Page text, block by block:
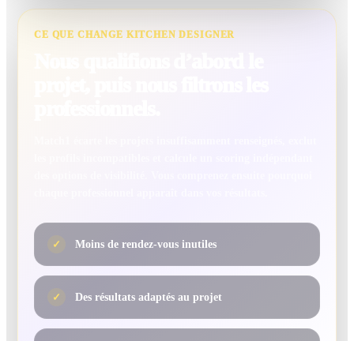
CE QUE CHANGE KITCHEN DESIGNER
✓ Moins de rendez-vous inutiles
✓ Des résultats adaptés au projet